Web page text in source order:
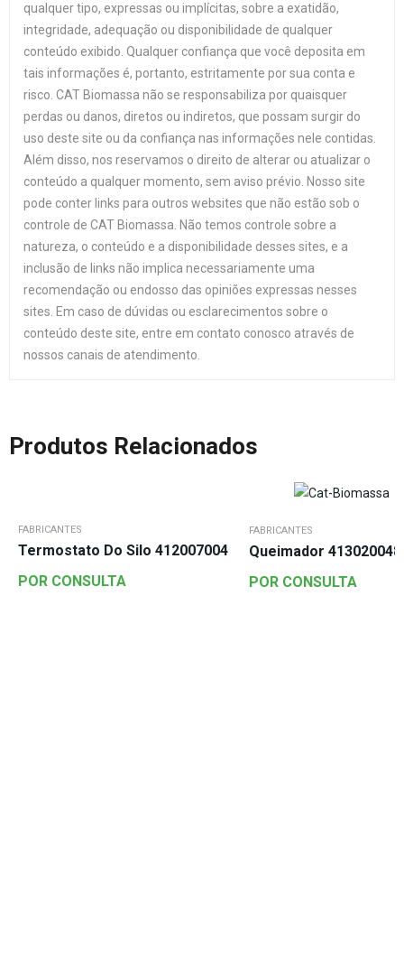
qualquer tipo, expressas ou implícitas, sobre a exatidão,
integridade, adequação ou disponibilidade de qualquer
conteúdo exibido. Qualquer confiança que você deposita em
tais informações é, portanto, estritamente por sua conta e
risco. CAT Biomassa não se responsabiliza por quaisquer
perdas ou danos, diretos ou indiretos, que possam surgir do
uso deste site ou da confiança nas informações nele contidas.
Além disso, nos reservamos o direito de alterar ou atualizar o
conteúdo a qualquer momento, sem aviso prévio. Nosso site
pode conter links para outros websites que não estão sob o
controle de CAT Biomassa. Não temos controle sobre a
natureza, o conteúdo e a disponibilidade desses sites, e a
inclusão de links não implica necessariamente uma
recomendação ou endosso das opiniões expressas nesses
sites. Em caso de dúvidas ou esclarecimentos sobre o
conteúdo deste site, entre em contato conosco através de
nossos canais de atendimento.
Produtos Relacionados
FABRICANTES
Termostato Do Silo 412007004
POR CONSULTA
FABRICANTES
Queimador
POR CONSULTA